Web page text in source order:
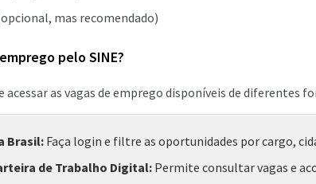
mas recomendado)
pelo SINE?
acessar as vagas de emprego disponíveis de diferentes
Brasil:Faça login e filtre as oportunidades por cargo,
de Trabalho Digital: Permite consultar vagas e